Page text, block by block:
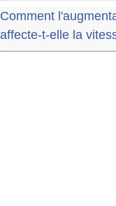
Comment
affecte-t-elle la